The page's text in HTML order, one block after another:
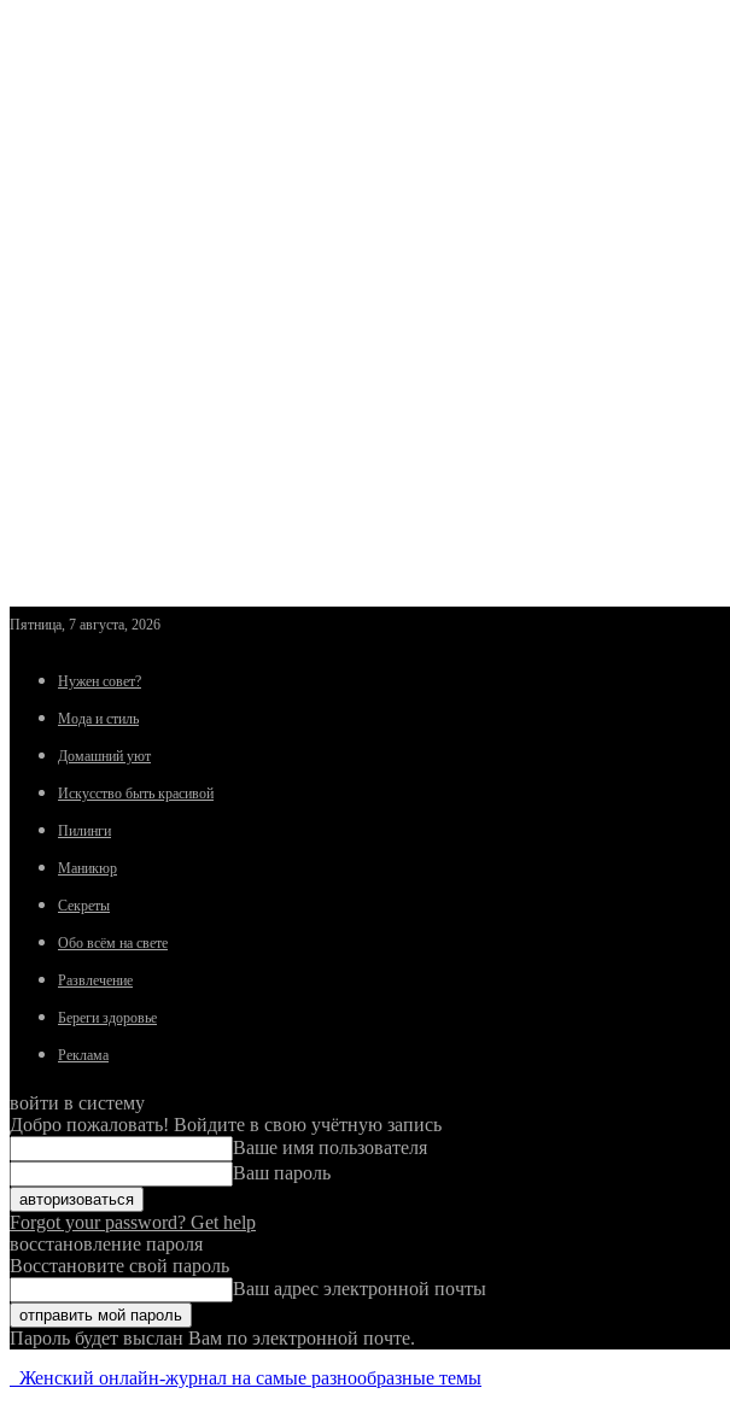
Пятница, 7 августа, 2026
Нужен совет?
Мода и стиль
Домашний уют
Искусство быть красивой
Пилинги
Маникюр
Секреты
Обо всём на свете
Развлечение
Береги здоровье
Реклама
войти в систему
Добро пожаловать! Войдите в свою учётную запись
Ваше имя пользователя
Ваш пароль
Forgot your password? Get help
восстановление пароля
Восстановите свой пароль
Ваш адрес электронной почты
Пароль будет выслан Вам по электронной почте.
Женский онлайн-журнал на самые разнообразные темы